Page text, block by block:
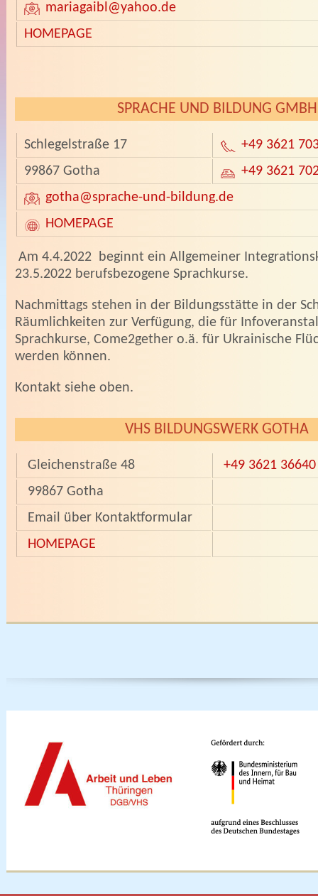
mariagaibl@yahoo.de
HOMEPAGE
SPRACHE UND BILDUNG GMBH
Schlegelstraße 17
+49 3621
99867 Gotha
+49 3621
gotha@sprache-und-bildung.de
HOMEPAGE
­Am 4.4.2022 beginnt ein Allgemeiner
23.5.2022 berufsbezogene Sprachkurse.
Nachmittags stehen in der Bildungsstätte in der
Räumlichkeiten zur Verfügung, die für
Sprachkurse, Come2gether o.ä. für Ukrainische
werden können.
Kontakt siehe oben.
VHS BILDUNGSWERK GOTHA
Gleichenstraße 48
+49 3621 36640
99867 Gotha
Email über Kontaktformular
HOMEPAGE